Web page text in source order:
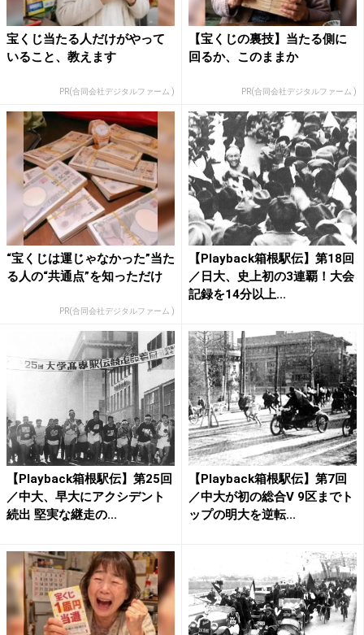
宝くじ当たる人だけがやって
いること、教えます
PR(合同会社デジタルファーム )
【宝くじの裏技】当たる側に
回るか、このままか
PR(合同会社デジタルファーム )
“宝くじは運じゃなかった”当た
る人の“共通点”を知っただけ
PR(合同会社デジタルファーム )
【Playback箱根駅伝】第18回
／日大、史上初の3連覇！大会
記録を14分以上...
【Playback箱根駅伝】第25回
／中大、早大にアクシデント
続出 堅実な継走の...
【Playback箱根駅伝】第7回
／中大が初の総合V 9区までト
ップの明大を逆転...